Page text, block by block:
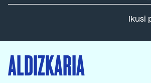
Ikusi
ALDIZKARIA